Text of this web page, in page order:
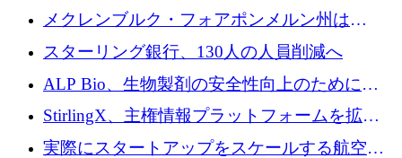
ンタム・キャピタルが気候変動対策ハードウ
ェア投資として初回クローズで6,000万ユーロ
を確保
メクレンブルク・フォアポンメルン州は
Nextcloud を州全体に展開し、オープンソース
戦略を拡大
スターリング銀行、130人の人員削減へ
ALP Bio、生物製剤の安全性向上のために
Venture Kick から 16 万 1,000 ユーロを調達
StirlingX、主権情報プラットフォームを拡張
するためにシリーズ A で 2,000 万ドルを確保
実際にスタートアップをスケールする航空イ